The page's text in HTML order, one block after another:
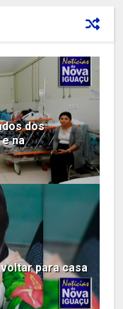
dos
na
para casa